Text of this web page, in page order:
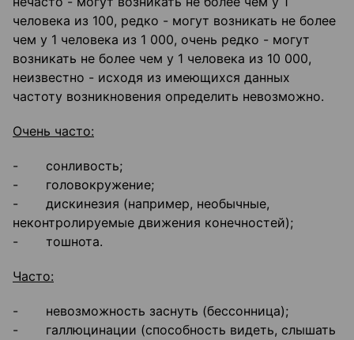
человека из 100, редко - могут возникать не более
чем у 1 человека из 1 000, очень редко - могут
возникать не более чем у 1 человека из 10 000,
неизвестно - исходя из имеющихся данных
частоту возникновения определить невозможно.
Очень часто:
- сонливость;
- головокружение;
- дискинезия (например, необычные,
неконтролируемые движения конечностей);
- тошнота.
Часто:
- невозможность заснуть (бессонница);
- галлюцинации (способность видеть, слышать